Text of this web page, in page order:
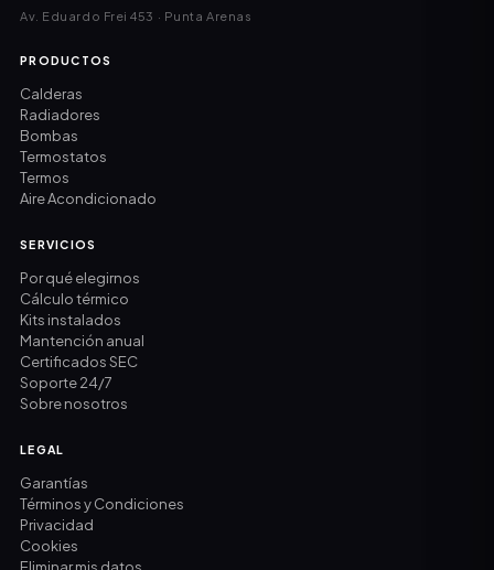
Av. Eduardo Frei 453 · Punta Arenas
PRODUCTOS
Calderas
Radiadores
Bombas
Termostatos
Termos
Aire Acondicionado
SERVICIOS
Por qué elegirnos
Cálculo térmico
Kits instalados
Mantención anual
Certificados SEC
Soporte 24/7
Sobre nosotros
LEGAL
Garantías
Términos y Condiciones
Privacidad
Cookies
Eliminar mis datos